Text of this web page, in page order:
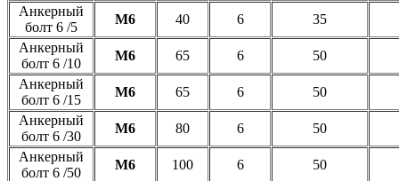
Анкерный
болт 6 /5
М6 40 6
35
Анкерный
болт 6 /10
М6 65 6
50
Анкерный
болт 6 /15
М6 65 6
50
Анкерный
болт 6 /30
М6 80 6
50
Анкерный
болт 6 /50
М6 100 6
50